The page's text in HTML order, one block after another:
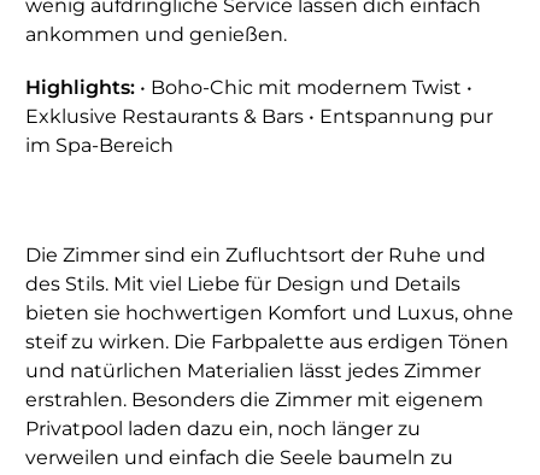
wenig aufdringliche Service lassen dich einfach
ankommen und genießen.
Highlights: • Boho-Chic mit modernem Twist •
Exklusive Restaurants & Bars • Entspannung pur
im Spa-Bereich
Die Zimmer sind ein Zufluchtsort der Ruhe und
des Stils. Mit viel Liebe für Design und Details
bieten sie hochwertigen Komfort und Luxus, ohne
steif zu wirken. Die Farbpalette aus erdigen Tönen
und natürlichen Materialien lässt jedes Zimmer
erstrahlen. Besonders die Zimmer mit eigenem
Privatpool laden dazu ein, noch länger zu
verweilen und einfach die Seele baumeln zu